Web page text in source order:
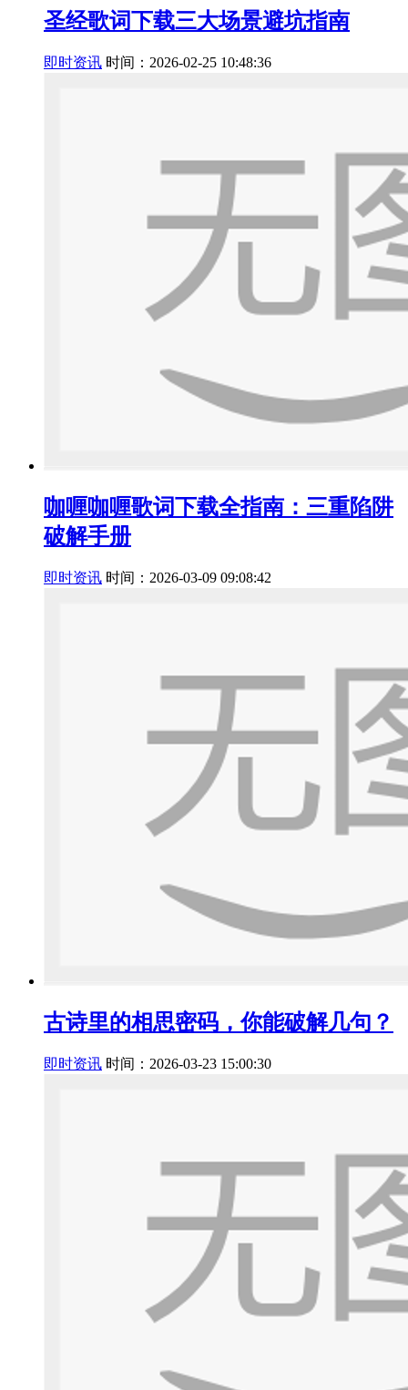
圣经歌词下载三大场景避坑指南
即时资讯 时间：2026-02-25 10:48:36
咖喱咖喱歌词下载全指南：三重陷阱
破解手册
即时资讯 时间：2026-03-09 09:08:42
古诗里的相思密码，你能破解几句？
即时资讯 时间：2026-03-23 15:00:30